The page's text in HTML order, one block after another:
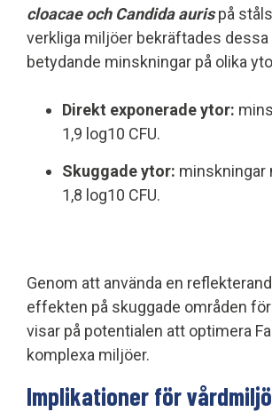
cloacae och Candida auris på
verkliga miljöer bekräftades
betydande minskningar på olika
Direkt exponerade ytor:
1,9 log10 CFU.
Skuggade ytor: minskningar
1,8 log10 CFU.
Genom att använda en
effekten på skuggade områden
visar på potentialen att optimera
komplexa miljöer.
Implikationer för